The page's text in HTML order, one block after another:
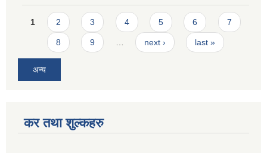
Pages
1 2 3 4 5 6 7
8 9 next › last »
अन्य
कर तथा शुल्कहरु